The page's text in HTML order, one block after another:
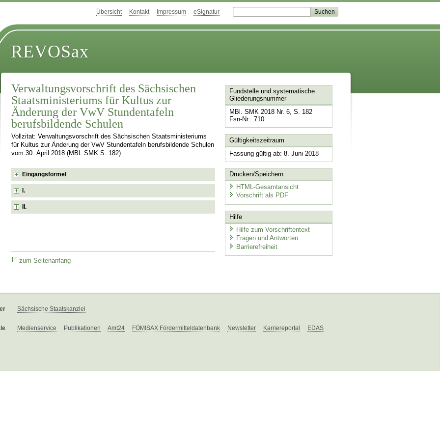
Übersicht Kontakt Impressum eSignatur
REVOSax
Verwaltungsvorschrift des Sächsischen
Staatsministeriums für Kultus zur
Änderung der VwV Stundentafeln
berufsbildende Schulen
Vollzitat: Verwaltungsvorschrift des Sächsischen Staatsministeriums
für Kultus zur Änderung der VwV Stundentafeln berufsbildende Schulen
vom 30. April 2018 (MBl. SMK S. 182)
Eingangsformel
I.
II.
zum Seitenanfang
Fundstelle und systematische
Gliederungsnummer
MBl. SMK 2018 Nr. 6, S. 182
Fsn-Nr.: 710
Gültigkeitszeitraum
Fassung gültig ab: 8. Juni 2018
Drucken/Speichern
HTML-Gesamtansicht
Vorschrift als PDF
Hilfe
Hilfe zum Vorschriftentext
Fragen und Antworten
Barrierefreiheit
Sächsische Staatskanzlei
Medienservice Publikationen Amt24 FÖMISAX Fördermitteldatenbank Newsletter Karriereportal EDAS